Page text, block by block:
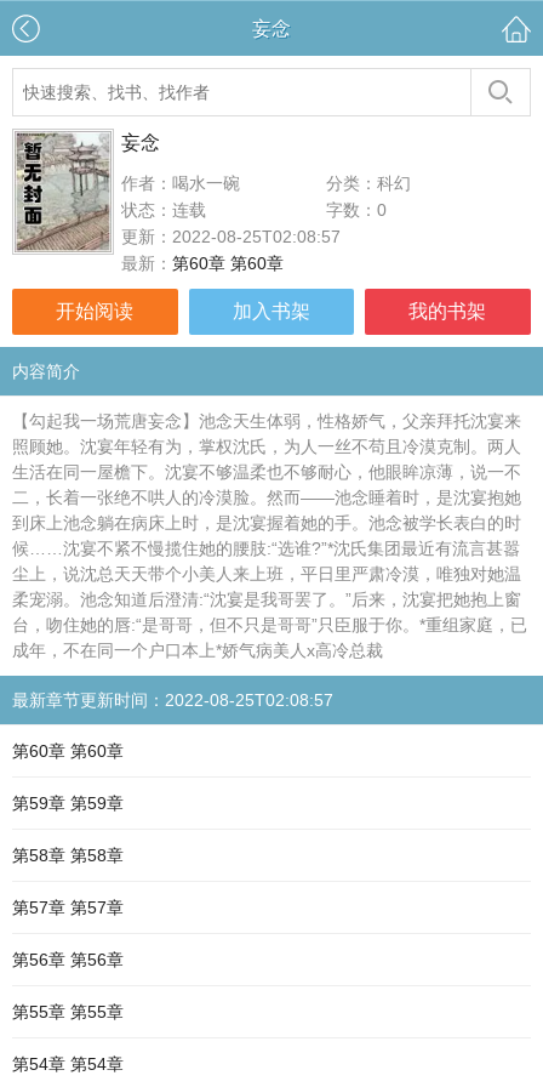
妄念
妄念
作者：喝水一碗
分类：科幻
状态：连载
字数：0
更新：2022-08-25T02:08:57
最新： 第60章 第60章
开始阅读 加入书架 我的书架
内容简介
【勾起我一场荒唐妄念】池念天生体弱，性格娇气，父亲拜托沈宴来
照顾她。沈宴年轻有为，掌权沈氏，为人一丝不苟且冷漠克制。两人
生活在同一屋檐下。沈宴不够温柔也不够耐心，他眼眸凉薄，说一不
二，长着一张绝不哄人的冷漠脸。然而——池念睡着时，是沈宴抱她
到床上池念躺在病床上时，是沈宴握着她的手。池念被学长表白的时
候……沈宴不紧不慢揽住她的腰肢:“选谁?”*沈氏集团最近有流言甚嚣
尘上，说沈总天天带个小美人来上班，平日里严肃冷漠，唯独对她温
柔宠溺。池念知道后澄清:“沈宴是我哥罢了。”后来，沈宴把她抱上窗
台，吻住她的唇:“是哥哥，但不只是哥哥”只臣服于你。*重组家庭，已
成年，不在同一个户口本上*娇气病美人x高冷总裁
最新章节更新时间：2022-08-25T02:08:57
第60章 第60章
第59章 第59章
第58章 第58章
第57章 第57章
第56章 第56章
第55章 第55章
第54章 第54章